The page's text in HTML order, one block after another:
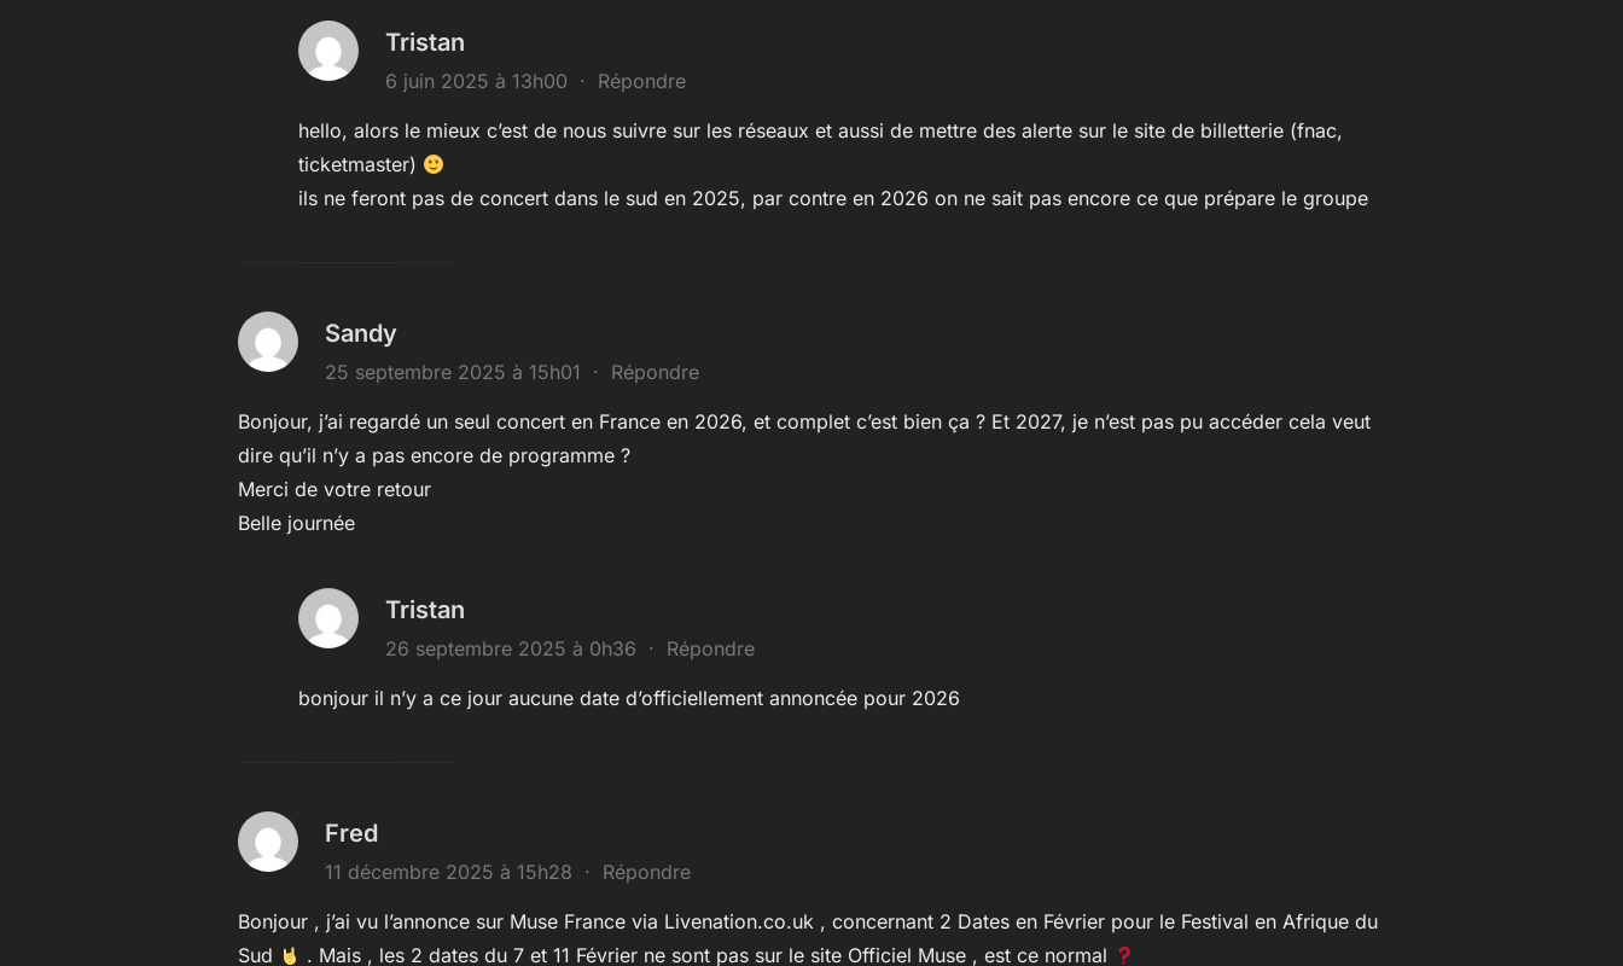
Tristan
6 juin 2025 à 13h00 · Répondre
hello, alors le mieux c’est de nous suivre sur les réseaux et aussi de mettre des alerte sur le site de billetterie (fnac,
ticketmaster)
ils ne feront pas de concert dans le sud en 2025, par contre en 2026 on ne sait pas encore ce que prépare le groupe
Sandy
25 septembre 2025 à 15h01 · Répondre
Bonjour, j’ai regardé un seul concert en France en 2026, et complet c’est bien ça ? Et 2027, je n’est pas pu accéder cela veut
dire qu’il n’y a pas encore de programme ?
Merci de votre retour
Belle journée
Tristan
26 septembre 2025 à 0h36 · Répondre
bonjour il n’y a ce jour aucune date d’officiellement annoncée pour 2026
Fred
11 décembre 2025 à 15h28 · Répondre
Bonjour , j’ai vu l’annonce sur Muse France via Livenation.co.uk , concernant 2 Dates en Février pour le Festival en Afrique du
Sud
. Mais , les 2 dates du 7 et 11 Février ne sont pas sur le site Officiel Muse , est ce normal